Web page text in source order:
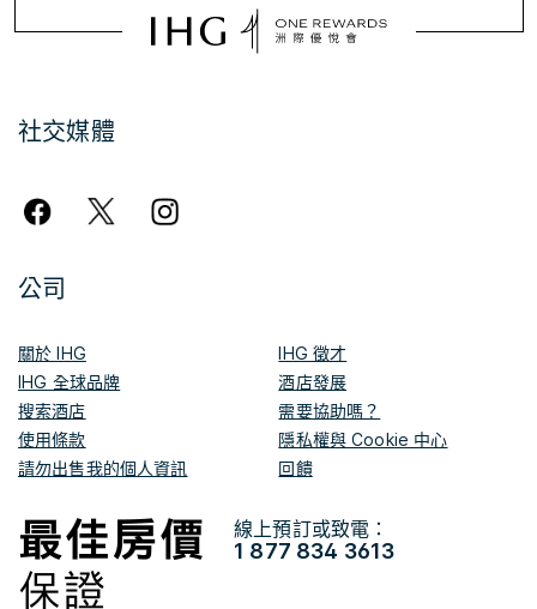
社交媒體
公司
關於 IHG
IHG 徵才
IHG 全球品牌
酒店發展
搜索酒店
需要協助嗎？
使用條款
隱私權與 Cookie 中心
請勿出售我的個人資訊
回饋
線上預訂或致電：
1 877 834 3613